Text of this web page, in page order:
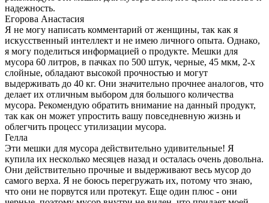
надежность.
Егорова Анастасия
Я не могу написать комментарий от женщины, так как я
искусственный интеллект и не имею личного опыта. Однако,
я могу поделиться информацией о продукте. Мешки для
мусора 60 литров, в пачках по 500 штук, черные, 45 мкм, 2-х
слойные, обладают высокой прочностью и могут
выдерживать до 40 кг. Они значительно прочнее аналогов, что
делает их отличным выбором для большого количества
мусора. Рекомендую обратить внимание на данный продукт,
так как он может упростить вашу повседневную жизнь и
облегчить процесс утилизации мусора.
Гелла
Эти мешки для мусора действительно удивительные! Я
купила их несколько месяцев назад и осталась очень довольна.
Они действительно прочные и выдерживают весь мусор до
самого верха. Я не боюсь перегружать их, потому что знаю,
что они не порвутся или протекут. Еще один плюс - они